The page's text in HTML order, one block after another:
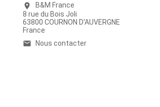
location_on
B&M France
8 rue du Bois Joli
63800 COURNON D'AUVERGNE
France
email Nous contacter